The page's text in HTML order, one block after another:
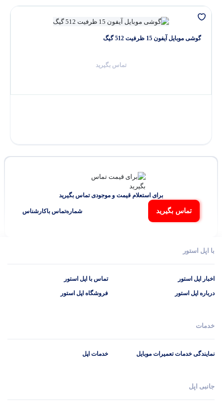
گوشی موبایل آیفون 15 ظرفیت 512 گیگ
تماس بگیرید
برای استعلام قیمت و موجودی تماس بگیرید
تماس بگیرید شماره‌تماس‌ با‌کارشناس
با اپل استور
اخبار اپل استور
درباره اپل استور
تماس با اپل استور
فروشگاه اپل استور
خدمات
نمایندگی خدمات تعمیرات موبایل خدمات اپل
جانبی اپل